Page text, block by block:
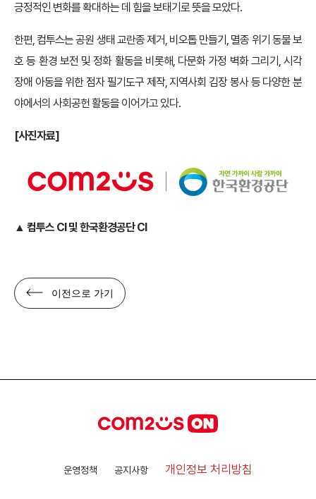
긍정적인 변화를 확대하는 데 힘을 보태기로 뜻을 모았다.
한편, 컴투스는 공원 생태 교란종 제거, 비오톱 만들기, 멸종 위기 동물 보
호 등 환경 보전 및 정화 활동을 비롯해, 다문화 가정 벽화 그리기, 시각
장애 아동을 위한 점자 필기도구 제작, 지역사회 김장 봉사 등 다양한 분
야에서의 사회공헌 활동을 이어가고 있다.
[사진자료]
▲ 컴투스 CI 및 한국환경공단 CI
이전으로 가기
운영정책 공지사항 개인정보 처리방침